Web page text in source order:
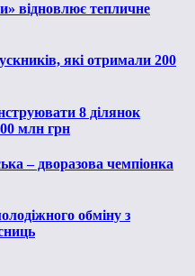
відновлює тепличне
які отримали 200
8 ділянок
млн грн
– дворазова чемпіонка
обміну з